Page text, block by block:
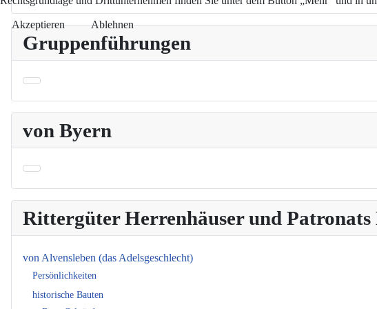
Gruppenführungen
von Byern
Rittergüter Herrenhäuser und
von Alvensleben (das Adelsgeschlecht)
Persönlichkeiten
historische Bauten
Akzeptieren Ablehnen